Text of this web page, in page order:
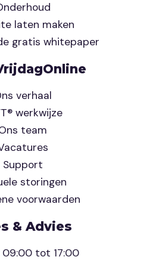
laten maken
gratis whitepaper
verhaal
werkwijze
team
Support
storingen
voorwaarden
& Advies
tot 17:00